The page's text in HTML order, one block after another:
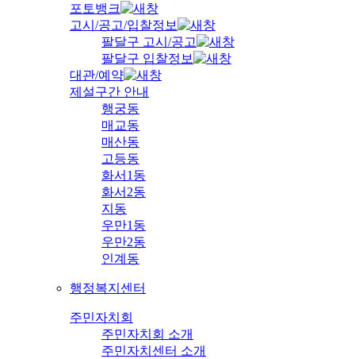
포토뱅크
고시/공고/입찰정보
팔달구 고시/공고
팔달구 입찰정보
대관/예약
제설구간 안내
행궁동
매교동
매산동
고등동
화서1동
화서2동
지동
우만1동
우만2동
인계동
행정복지센터
주민자치회
주민자치회 소개
주민자치센터 소개